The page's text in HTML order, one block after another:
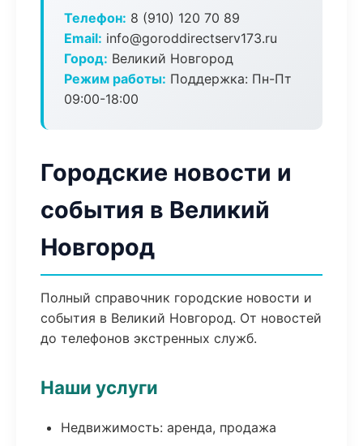
Телефон: 8 (910) 120 70 89
Email: info@goroddirectserv173.ru
Город: Великий Новгород
Режим работы: Поддержка: Пн-Пт
09:00-18:00
Городские новости и
события в Великий
Новгород
Полный справочник городские новости и
события в Великий Новгород. От новостей
до телефонов экстренных служб.
Наши услуги
Недвижимость: аренда, продажа